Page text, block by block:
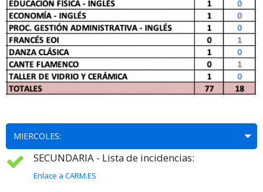
MIERCOLES:
SECUNDARIA - Lista de incidencias:
Enlace a CARM.ES